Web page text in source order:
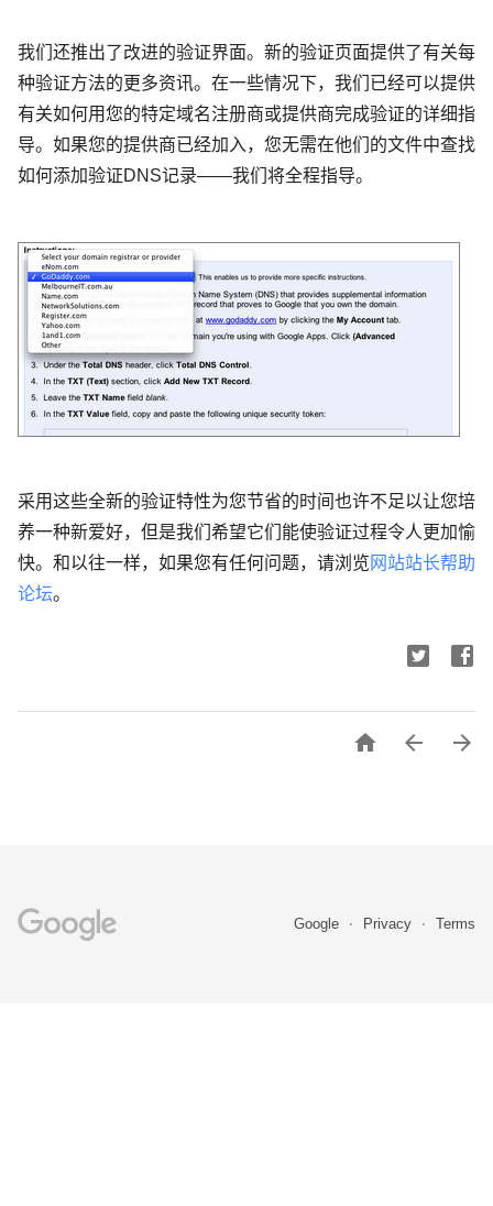
我们还推出了改进的验证界面。新的验证页面提供了有关每
种验证方法的更多资讯。在一些情况下，我们已经可以提供
有关如何用您的特定域名注册商或提供商完成验证的详细指
导。如果您的提供商已经加入，您无需在他们的文件中查找
如何添加验证DNS记录——我们将全程指导。
采用这些全新的验证特性为您节省的时间也许不足以让您培
养一种新爱好，但是我们希望它们能使验证过程令人更加愉
快。和以往一样，如果您有任何问题，请浏览 网站站长帮助
论坛。
  
Google Privacy Terms